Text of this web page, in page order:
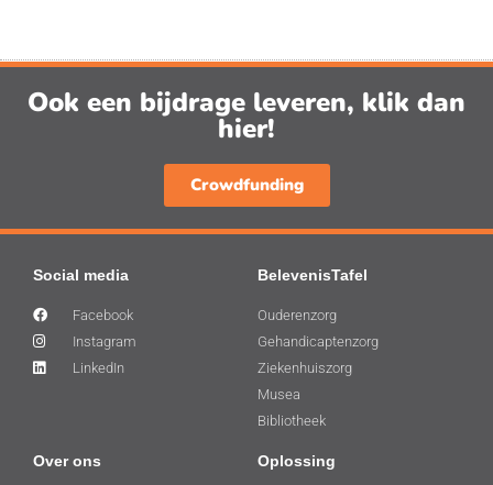
Ook een bijdrage leveren, klik dan
hier!
Crowdfunding
Social media
Facebook
Instagram
LinkedIn
BelevenisTafel
Ouderenzorg
Gehandicaptenzorg
Ziekenhuiszorg
Musea
Bibliotheek
Over ons Oplossing